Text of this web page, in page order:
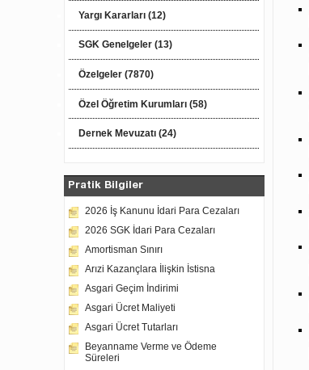
Yargı Kararları (12)
SGK Genelgeler (13)
Özelgeler (7870)
Özel Öğretim Kurumları (58)
Dernek Mevuzatı (24)
Pratik Bilgiler
2026 İş Kanunu İdari Para Cezaları
2026 SGK İdari Para Cezaları
Amortisman Sınırı
Arızi Kazançlara İlişkin İstisna
Asgari Geçim İndirimi
Asgari Ücret Maliyeti
Asgari Ücret Tutarları
Beyanname Verme ve Ödeme
Süreleri